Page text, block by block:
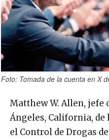
Foto: Tomada de la cuenta en X
Matthew W. Allen, jefe
Ángeles, California,
el Control de Drogas